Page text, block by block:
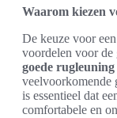
Waarom kiezen
De keuze voor
voordelen voor de
goede rugleuning
veelvoorkomende
is essentieel dat
comfortabele en